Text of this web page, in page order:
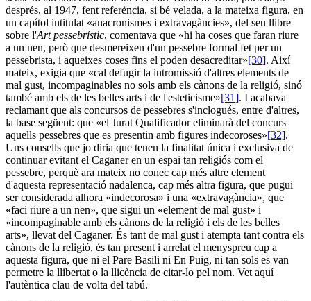
després, al 1947, fent referència, si bé velada, a la mateixa figura, en
un capítol intitulat «anacronismes i extravagàncies», del seu llibre
sobre l'Art pessebrístic, comentava que «hi ha coses que faran riure
a un nen, però que desmereixen d'un pessebre formal fet per un
pessebrista, i aqueixes coses fins el poden desacreditar»[30]. Així
mateix, exigia que «cal defugir la intromissió d'altres elements de
mal gust, incompaginables no sols amb els cànons de la religió, sinó
també amb els de les belles arts i de l'esteticisme»[31]. I acabava
reclamant que als concursos de pessebres s'inclogués, entre d'altres,
la base següent: que «el Jurat Qualificador eliminarà del concurs
aquells pessebres que es presentin amb figures indecoroses»[32].
Uns consells que jo diria que tenen la finalitat única i exclusiva de
continuar evitant el Caganer en un espai tan religiós com el
pessebre, perquè ara mateix no conec cap més altre element
d'aquesta representació nadalenca, cap més altra figura, que pugui
ser considerada alhora «indecorosa» i una «extravagància», que
«faci riure a un nen», que sigui un «element de mal gust» i
«incompaginable amb els cànons de la religió i els de les belles
arts», llevat del Caganer. És tant de mal gust i atempta tant contra els
cànons de la religió, és tan present i arrelat el menyspreu cap a
aquesta figura, que ni el Pare Basili ni En Puig, ni tan sols es van
permetre la llibertat o la llicència de citar-lo pel nom. Vet aquí
l'autèntica clau de volta del tabú.